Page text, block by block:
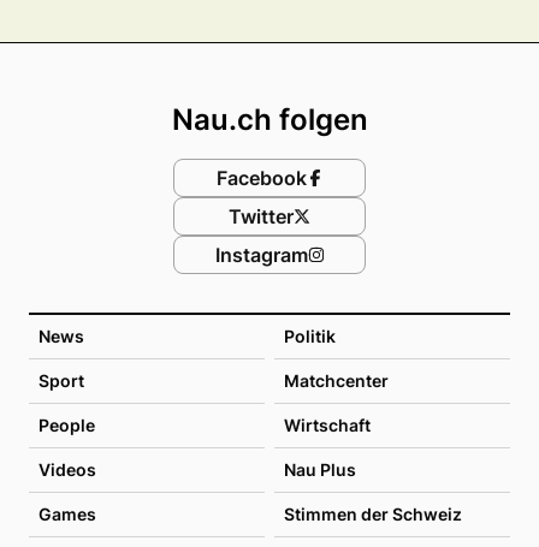
News Politik
Sport Matchcenter
People Wirtschaft
Videos Nau Plus
Games Stimmen der Schweiz
Nau.ch folgen
Facebook
Twitter
Instagram